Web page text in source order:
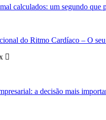
calculados: um segundo que
do Ritmo Cardíaco – O
a decisão mais